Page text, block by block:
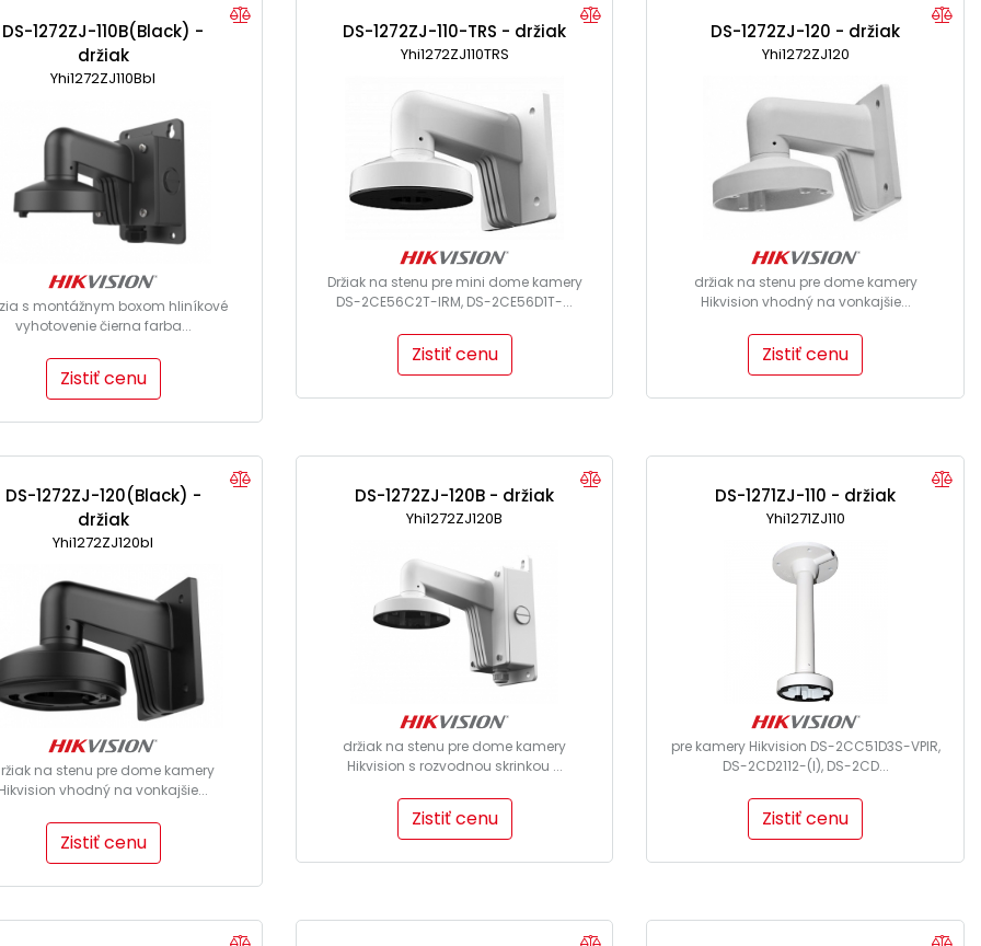
DS-1272ZJ-110B(Black) -
držiak
Yhi1272ZJ110Bbl
s montážnym boxom hliníkové
vyhotovenie čierna farba...
Zistiť cenu
DS-1272ZJ-110-TRS - držiak
Yhi1272ZJ110TRS
Držiak na stenu pre mini dome kamery
DS-2CE56C2T-IRM, DS-2CE56D1T-...
Zistiť cenu
DS-1272ZJ-120 - držiak
Yhi1272ZJ120
držiak na stenu pre dome kamery
Hikvision vhodný na vonkajšie...
Zistiť cenu
DS-1272ZJ-120(Black) -
držiak
Yhi1272ZJ120bl
na stenu pre dome kamery
vhodný na vonkajšie...
Zistiť cenu
DS-1272ZJ-120B - držiak
Yhi1272ZJ120B
držiak na stenu pre dome kamery
Hikvision s rozvodnou skrinkou ...
Zistiť cenu
DS-1271ZJ-110 - držiak
Yhi1271ZJ110
pre kamery Hikvision DS-2CC51D3S-VPIR,
DS-2CD2112-(I), DS-2CD...
Zistiť cenu